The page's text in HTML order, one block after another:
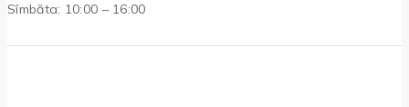
Sîmbăta: 10:00 – 16:00